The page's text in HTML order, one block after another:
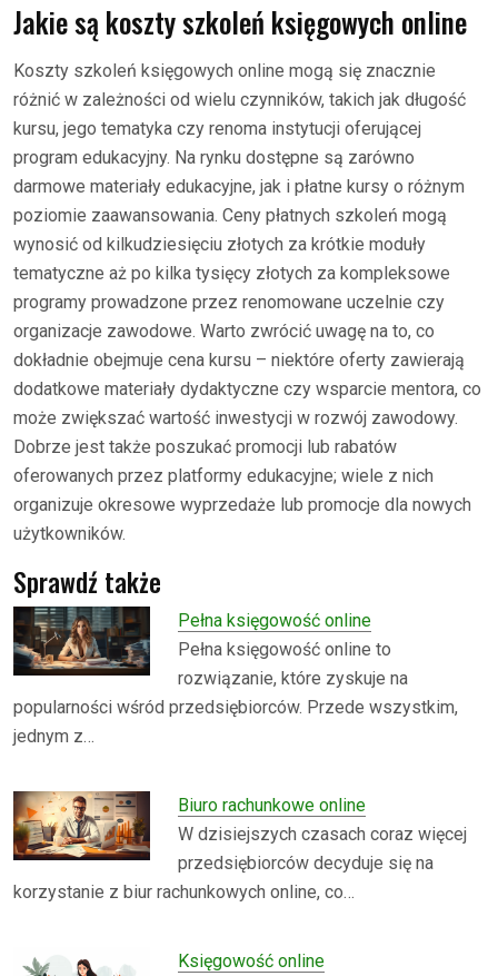
Jakie są koszty szkoleń księgowych online
Koszty szkoleń księgowych online mogą się znacznie
różnić w zależności od wielu czynników, takich jak długość
kursu, jego tematyka czy renoma instytucji oferującej
program edukacyjny. Na rynku dostępne są zarówno
darmowe materiały edukacyjne, jak i płatne kursy o różnym
poziomie zaawansowania. Ceny płatnych szkoleń mogą
wynosić od kilkudziesięciu złotych za krótkie moduły
tematyczne aż po kilka tysięcy złotych za kompleksowe
programy prowadzone przez renomowane uczelnie czy
organizacje zawodowe. Warto zwrócić uwagę na to, co
dokładnie obejmuje cena kursu – niektóre oferty zawierają
dodatkowe materiały dydaktyczne czy wsparcie mentora, co
może zwiększać wartość inwestycji w rozwój zawodowy.
Dobrze jest także poszukać promocji lub rabatów
oferowanych przez platformy edukacyjne; wiele z nich
organizuje okresowe wyprzedaże lub promocje dla nowych
użytkowników.
Sprawdź także
Pełna księgowość online
Pełna księgowość online to
rozwiązanie, które zyskuje na
popularności wśród przedsiębiorców. Przede wszystkim,
jednym z…
Biuro rachunkowe online
W dzisiejszych czasach coraz więcej
przedsiębiorców decyduje się na
korzystanie z biur rachunkowych online, co…
Księgowość online